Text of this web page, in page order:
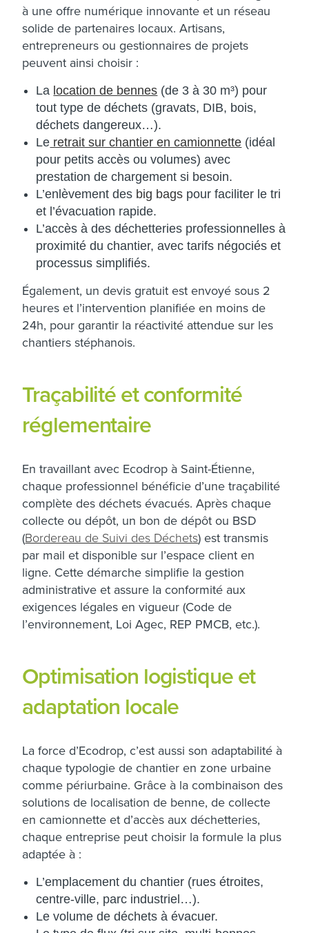
à une offre numérique innovante et un réseau
solide de partenaires locaux. Artisans,
entrepreneurs ou gestionnaires de projets
peuvent ainsi choisir :
La location de bennes (de 3 à 30 m³) pour
tout type de déchets (gravats, DIB, bois,
déchets dangereux…).
Le retrait sur chantier en camionnette (idéal
pour petits accès ou volumes) avec
prestation de chargement si besoin.
L’enlèvement des big bags pour faciliter le tri
et l’évacuation rapide.
L’accès à des déchetteries professionnelles à
proximité du chantier, avec tarifs négociés et
processus simplifiés.​
Également, un devis gratuit est envoyé sous 2
heures et l’intervention planifiée en moins de
24h, pour garantir la réactivité attendue sur les
chantiers stéphanois.
Traçabilité et conformité
réglementaire
En travaillant avec Ecodrop à Saint-Étienne,
chaque professionnel bénéficie d’une traçabilité
complète des déchets évacués. Après chaque
collecte ou dépôt, un bon de dépôt ou BSD
(Bordereau de Suivi des Déchets) est transmis
par mail et disponible sur l’espace client en
ligne. Cette démarche simplifie la gestion
administrative et assure la conformité aux
exigences légales en vigueur (Code de
l’environnement, Loi Agec, REP PMCB, etc.).​
Optimisation logistique et
adaptation locale
La force d’Ecodrop, c’est aussi son adaptabilité à
chaque typologie de chantier en zone urbaine
comme périurbaine. Grâce à la combinaison des
solutions de localisation de benne, de collecte
en camionnette et d’accès aux déchetteries,
chaque entreprise peut choisir la formule la plus
adaptée à :
L’emplacement du chantier (rues étroites,
centre-ville, parc industriel…).
Le volume de déchets à évacuer.